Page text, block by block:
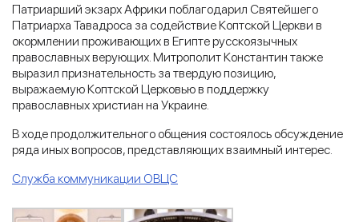
Патриарший экзарх Африки поблагодарил Святейшего
Патриарха Тавадроса за содействие Коптской Церкви в
окормлении проживающих в Египте русскоязычных
православных верующих. Митрополит Константин также
выразил признательность за твердую позицию,
выражаемую Коптской Церковью в поддержку
православных христиан на Украине.
В ходе продолжительного общения состоялось обсуждение
ряда иных вопросов, представляющих взаимный интерес.
Служба коммуникации ОВЦС